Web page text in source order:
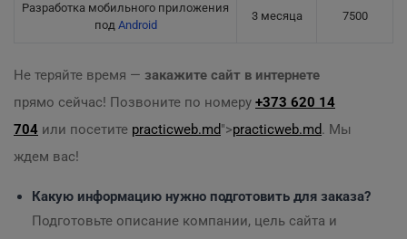
Разработка мобильного приложения
под Android
3 месяца 7500
Не теряйте время — закажите сайт в интернете
прямо сейчас! Позвоните по номеру +373 620 14
704 или посетите practicweb.md">practicweb.md. Мы
ждем вас!
Какую информацию нужно подготовить для заказа?
Подготовьте описание компании, цель сайта и